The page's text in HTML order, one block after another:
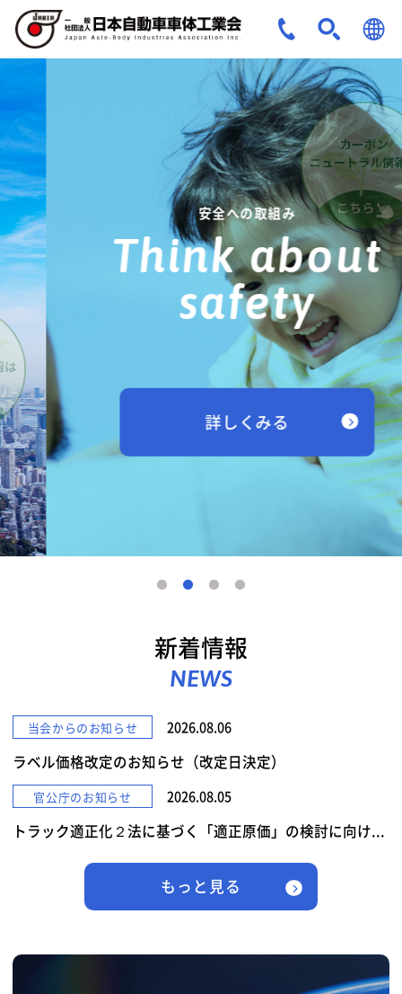
JPN
ENG
安全への取組み
Think about
safety
詳しくみる
新着情報
NEWS
当会からのお知らせ 2026.08.06
ラベル価格改定のお知らせ（改定日決定）
官公庁のお知らせ 2026.08.05
トラック適正化２法に基づく「適正原価」の検討に向け...
もっと見る